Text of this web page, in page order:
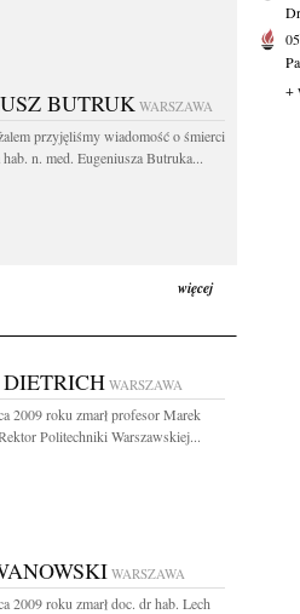
BUTRUK WARSZAWA
przyjęliśmy wiadomość o śmierci
n. med. Eugeniusza Butruka...
więcej
WARSZAWA
2009 roku zmarł profesor Marek
Politechniki Warszawskiej...
WARSZAWA
2009 roku zmarł doc. dr hab. Lech
+